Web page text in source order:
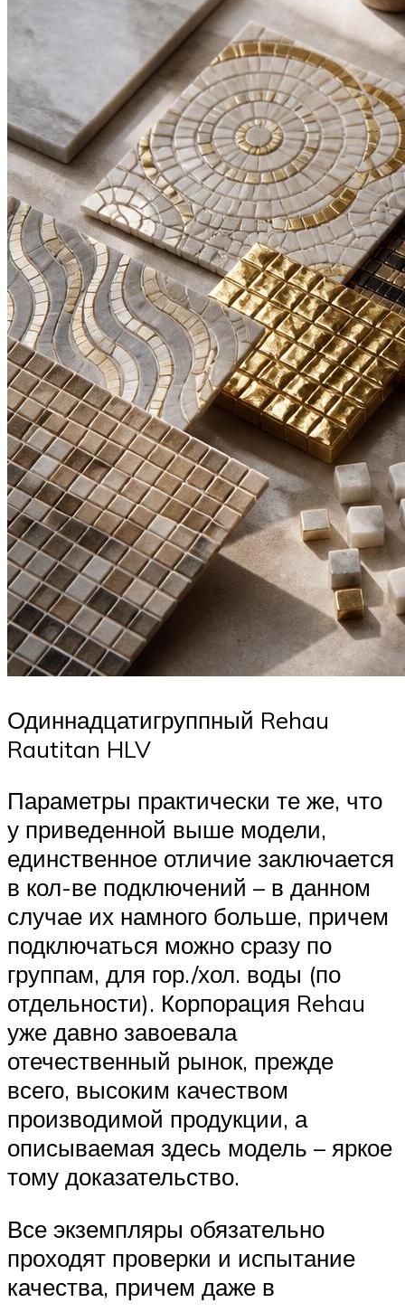
Одиннадцатигруппный Rehau
Rautitan HLV
Параметры практически те же, что
у приведенной выше модели,
единственное отличие заключается
в кол-ве подключений – в данном
случае их намного больше, причем
подключаться можно сразу по
группам, для гор./хол. воды (по
отдельности). Корпорация Rehau
уже давно завоевала
отечественный рынок, прежде
всего, высоким качеством
производимой продукции, а
описываемая здесь модель – яркое
тому доказательство.
Все экземпляры обязательно
проходят проверки и испытание
качества, причем даже в